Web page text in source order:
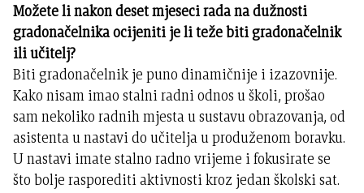
Možete li nakon deset mjeseci rada na dužnosti
gradonačelnika ocijeniti je li teže biti gradonačelnik
ili učitelj?
Biti gradonačelnik je puno dinamičnije i izazovnije.
Kako nisam imao stalni radni odnos u školi, prošao
sam nekoliko radnih mjesta u sustavu obrazovanja, od
asistenta u nastavi do učitelja u produženom boravku.
U nastavi imate stalno radno vrijeme i fokusirate se
što bolje rasporediti aktivnosti kroz jedan školski sat.